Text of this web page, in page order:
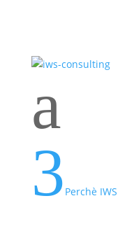
a
3 Perchè IWS